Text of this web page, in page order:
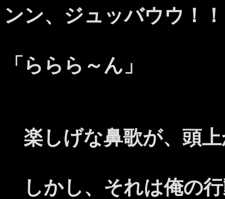
ンン、ジュッバウウ！
「ららら～ん」
楽しげな鼻歌が、頭
しかし、それは俺の